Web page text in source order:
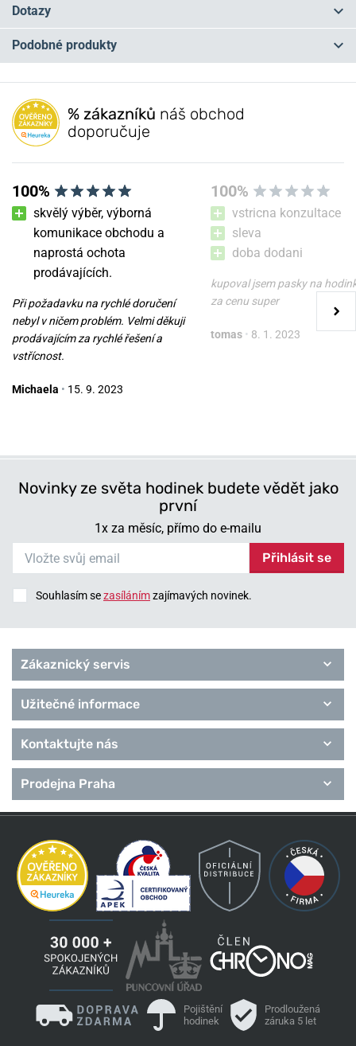
Dotazy
Máte otázku? Zanechte nám komentář
Přidat dotaz
Podobné produkty
NA PRODEJNĚ
Nůž Victorinox Classic SD
Zodiac Exclusive Edition
Skladem v úterý 11. 8. u vás
749 Kč
NA PRODEJNĚ
Zodiac Exclusive Edition
Pisces 0.6223.2PIS
Skladem v úterý 11. 8. u vás
% zákazníků náš obchod
doporučuje
100%
skvělý výběr, výborná
komunikace obchodu a
naprostá ochota
prodávajících.
Při požadavku na rychlé doručení
nebyl v ničem problém. Velmi děkuji
prodávajícím za rychlé řešení a
vstřícnost.
Michaela • 15. 9. 2023
100%
vstricna konzultace
sleva
doba dodani
kupoval jsem pasky na
za cenu super
tomas • 8. 1. 2023
Novinky ze světa hodinek budete vědět jako
první
1x za měsíc, přímo do e-mailu
Přihlásit se
Souhlasím sezasílánímzajímavých novinek.
Zákaznický servis
Užitečné informace
Kontaktujte nás
Prodejna Praha
Pojištění
hodinek
Prodloužená
záruka 5 let